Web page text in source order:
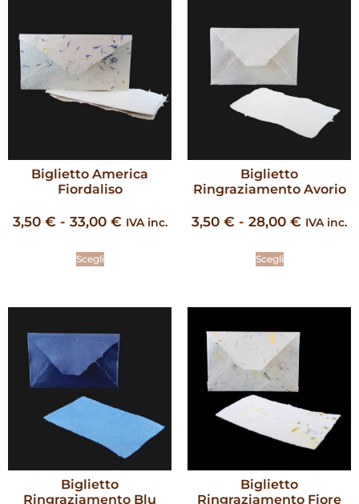
Biglietto America
Fiordaliso
3,50 € - 33,00 € IVA inc.
Scegli
Biglietto
Ringraziamento Avorio
3,50 € - 28,00 € IVA inc.
Scegli
Biglietto
Ringraziamento Blu
Biglietto
Ringraziamento Fiore